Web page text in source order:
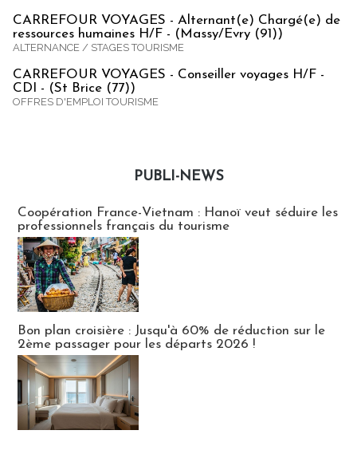
CARREFOUR VOYAGES - Alternant(e) Chargé(e) de
ressources humaines H/F - (Massy/Evry (91))
ALTERNANCE / STAGES TOURISME
CARREFOUR VOYAGES - Conseiller voyages H/F -
CDI - (St Brice (77))
OFFRES D'EMPLOI TOURISME
PUBLI-NEWS
Coopération France-Vietnam : Hanoï veut séduire les
professionnels français du tourisme
Bon plan croisière : Jusqu'à 60% de réduction sur le
2ème passager pour les départs 2026 !